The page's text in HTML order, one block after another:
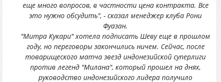
еще много вопросов, в частности цена контракта. Все
это нужно обсудить", - сказал менеджер клуба Рони
Фуазан.
"Митра Кукари" хотела подписать Шеву еще в прошлом
году, но переговоры закончились ничем. Сейчас, после
товарищеского матча звезд индонезийской суперлиги
против легенд "Милана", который прошел на днях,
руководство индонезийского лидера получило